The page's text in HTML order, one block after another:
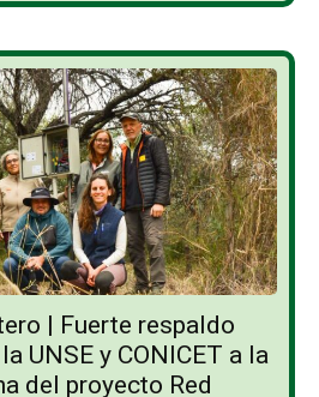
| Fuerte respaldo
UNSE y CONICET a la
del proyecto Red